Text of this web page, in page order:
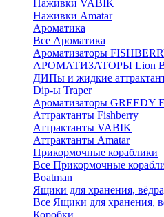
Наживки VABIK
Наживки Amatar
Ароматика
Все Ароматика
Ароматизаторы
АРОМАТИЗАТОРЫ Lion
ДИПы и жидкие
Dip-ы Traper
Ароматизаторы GREEDY
Аттрактанты Fishberry
Аттрактанты VABIK
Аттрактанты Amatar
Прикормочные кораблики
Все Прикормочные
Boatman
Ящики для хранения,
Все Ящики для хранения,
Коробки